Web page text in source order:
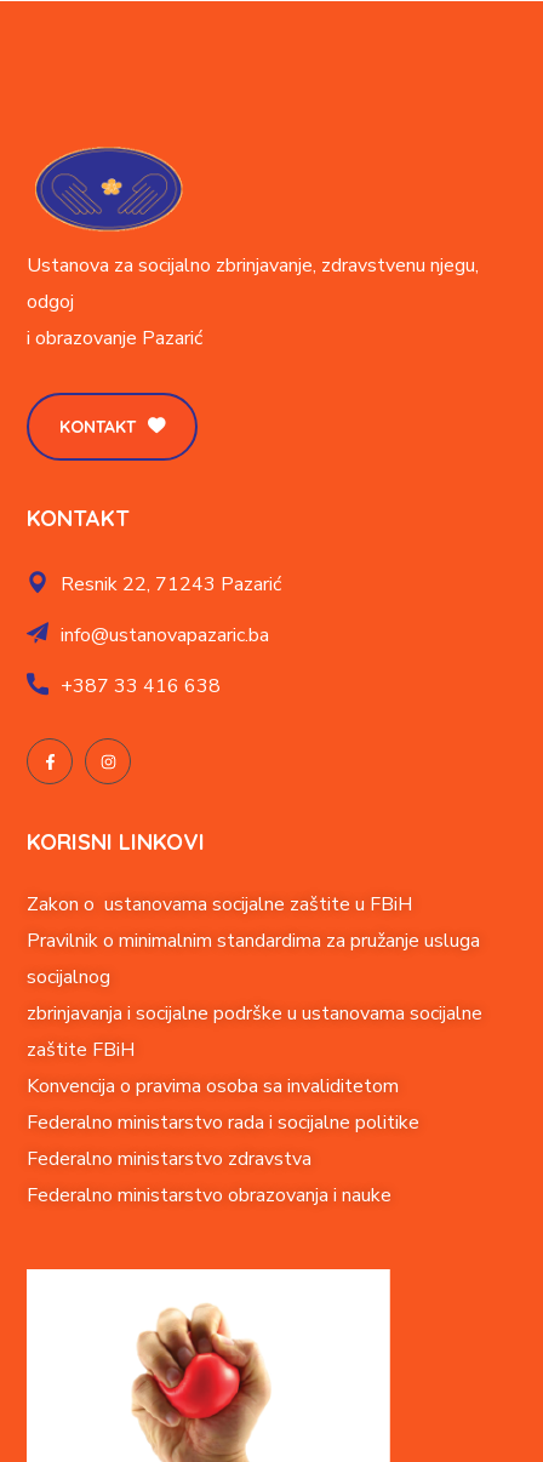
Ustanova za socijalno zbrinjavanje, zdravstvenu njegu,
odgoj
i obrazovanje Pazarić
KONTAKT
KONTAKT
Resnik 22, 71243 Pazarić
info@ustanovapazaric.ba
+38733 416 638
KORISNI LINKOVI
Zakon o ustanovama socijalne zaštite u FBiH
Pravilnik o minimalnim standardima za pružanje usluga
socijalnog
zbrinjavanja i socijalne podrške u ustanovama socijalne
zaštite FBiH
Konvencija o pravima osoba sa invaliditetom
Federalno ministarstvo rada i socijalne politike
Federalno ministarstvo zdravstva
Federalno ministarstvo obrazovanja i nauke